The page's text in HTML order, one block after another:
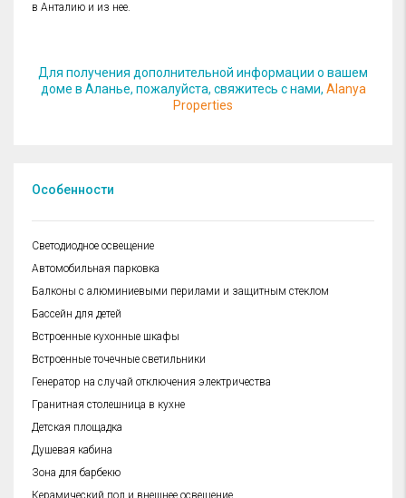
в Анталию и из нее.
Для получения дополнительной информации о вашем
доме в Аланье, пожалуйста, свяжитесь с нами, Alanya
Properties
Особенности
Cветодиодное освещение
Автомобильная парковка
Балконы с алюминиевыми перилами и защитным стеклом
Бассейн для детей
Встроенные кухонные шкафы
Встроенные точечные светильники
Генератор на случай отключения электричества
Гранитная столешница в кухне
Детская площадка
Душевая кабина
Зона для барбекю
Керамический пол и внешнее освещение